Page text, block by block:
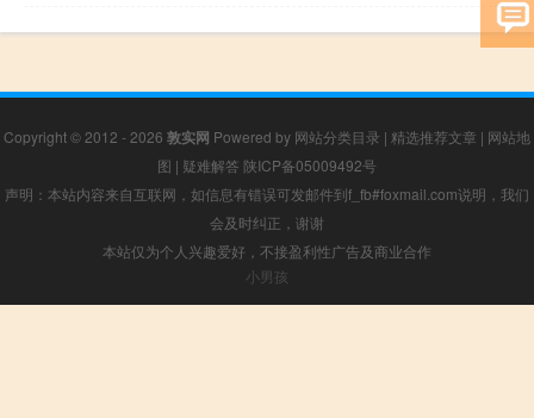
Copyright © 2012 - 2026 敦实网 Powered by 网站分类目录 | 精选推荐文章 | 网站地
图 | 疑难解答 陕ICP备05009492号
声明：本站内容来自互联网，如信息有错误可发邮件到f_fb#foxmail.com说明，我们
会及时纠正，谢谢
本站仅为个人兴趣爱好，不接盈利性广告及商业合作
小男孩